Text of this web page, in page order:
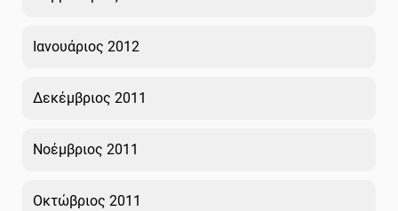
Ιανουάριος 2012
Δεκέμβριος 2011
Νοέμβριος 2011
Οκτώβριος 2011